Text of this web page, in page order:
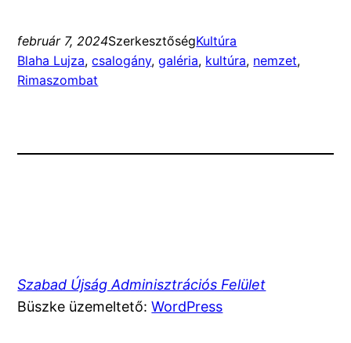
február 7, 2024SzerkesztőségKultúra
Blaha Lujza, csalogány, galéria, kultúra, nemzet
Rimaszombat
Szabad Újság Adminisztrációs Felület
Büszke üzemeltető:WordPress